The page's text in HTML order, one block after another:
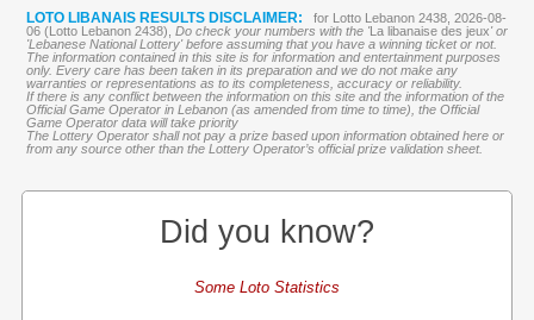
LOTO LIBANAIS RESULTS DISCLAIMER:
for Lotto Lebanon 2438, 2026-08-
06 (Lotto Lebanon 2438), Do check your numbers with the 'La libanaise des jeux' or
'Lebanese National Lottery' before assuming that you have a winning ticket or not.
The information contained in this site is for information and entertainment purposes
only. Every care has been taken in its preparation and we do not make any
warranties or representations as to its completeness, accuracy or reliability.
If there is any conflict between the information on this site and the information of the
Official Game Operator in Lebanon (as amended from time to time), the Official
Game Operator data will take priority
The Lottery Operator shall not pay a prize based upon information obtained here or
from any source other than the Lottery Operator’s official prize validation sheet.
Did you know?
Some Loto Statistics